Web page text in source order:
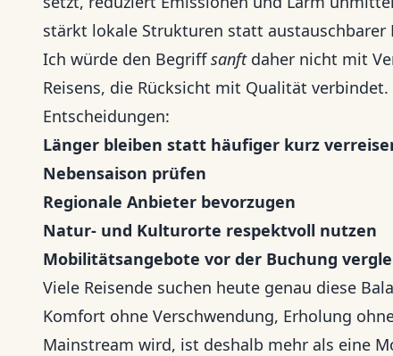
stärkt lokale Strukturen statt austauschbarer
Ich würde den Begriffsanftdaher nicht mit
Reisens, die Rücksicht mit Qualität
Entscheidungen:
Länger bleiben statt häufiger kurz
Nebensaison prüfen
Regionale Anbieter bevorzugen
Natur- und Kulturorte respektvoll nutzen
Mobilitätsangebote vor der Buchung
Viele Reisende suchen heute genau diese
Komfort ohne Verschwendung, Erholung
Mainstream wird, ist deshalb mehr als eine